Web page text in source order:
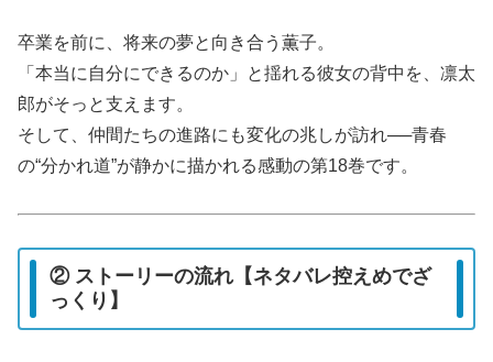
卒業を前に、将来の夢と向き合う薫子。
「本当に自分にできるのか」と揺れる彼女の背中を、凛太
郎がそっと支えます。
そして、仲間たちの進路にも変化の兆しが訪れ──青春
の“分かれ道”が静かに描かれる感動の第18巻です。
② ストーリーの流れ【ネタバレ控えめでざ
っくり】